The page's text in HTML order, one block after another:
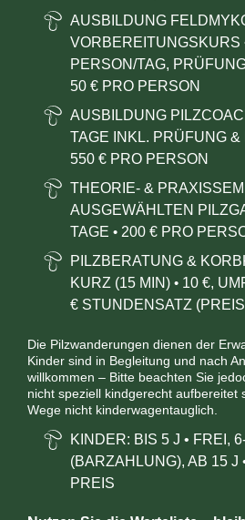
AUSBILDUNG
VORBEREITUNGSKURS
PERSON/TAG,
50 € PRO PERSON
AUSBILDUNG
TAGE INKL. PRÜFUNG
550 € PRO PERSON
THEORIE- &
AUSGEWÄHLTEN
TAGE• 200 € PRO
PILZBERATUNG &
KURZ (15 MIN)• 10 €,
€ STUNDENSATZ
Die Pilzwanderungen dienen der
Kinder sind in Begleitung und nach
willkommen – Bitte beachten Sie
nicht speziell kindgerecht aufbereitet
Wege nicht kinderwagentauglich.
KINDER: BIS 5 J• FREI,
(BARZAHLUNG), AB 15 J
PREIS